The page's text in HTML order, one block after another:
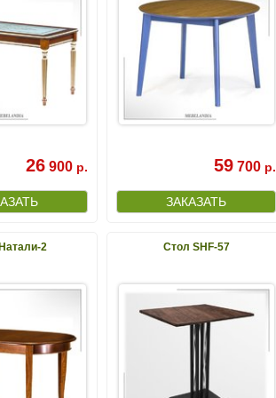
26 900 р. 59 700 р.
2 Стол SHF-57